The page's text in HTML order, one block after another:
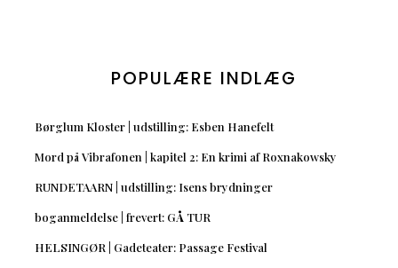
POPULÆRE INDLÆG
Børglum Kloster | udstilling: Esben Hanefelt
Mord på Vibrafonen | kapitel 2: En krimi af Roxnakowsky
RUNDETAARN | udstilling: Isens brydninger
boganmeldelse | frevert: GÅ TUR
HELSINGØR | Gadeteater: Passage Festival